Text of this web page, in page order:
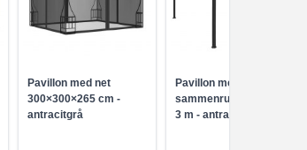
Pavillon med net
300×300×265 cm -
antracitgrå
Pavillon med
sammenrulleligt tag 3 ×
3 m - antracitgrå